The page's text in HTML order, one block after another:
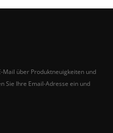
über Produktneuigkeiten und
Sie Ihre Email-Adresse ein und